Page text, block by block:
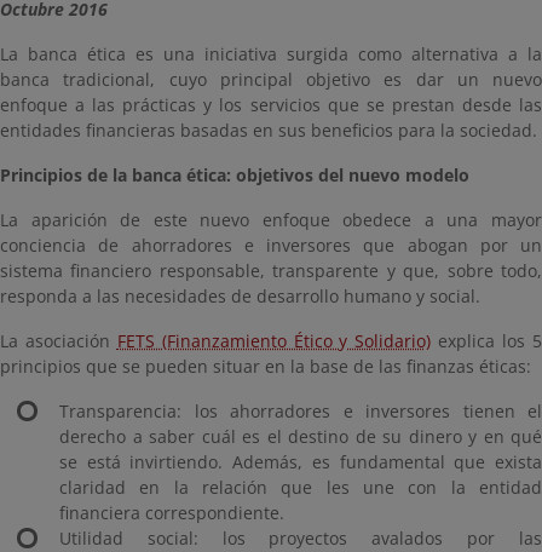
Octubre 2016
La banca ética es una iniciativa surgida como alternativa a la
banca tradicional, cuyo principal objetivo es dar un nuevo
enfoque a las prácticas y los servicios que se prestan desde las
entidades financieras basadas en sus beneficios para la sociedad.
Principios de la banca ética: objetivos del nuevo modelo
La aparición de este nuevo enfoque obedece a una mayor
conciencia de ahorradores e inversores que abogan por un
sistema financiero responsable, transparente y que, sobre todo,
responda a las necesidades de desarrollo humano y social.
La asociación FETS (Finanzamiento Ético y Solidario) explica los 5
principios que se pueden situar en la base de las finanzas éticas:
Transparencia: los ahorradores e inversores tienen el
derecho a saber cuál es el destino de su dinero y en qué
se está invirtiendo. Además, es fundamental que exista
claridad en la relación que les une con la entidad
financiera correspondiente.
Utilidad social: los proyectos avalados por las